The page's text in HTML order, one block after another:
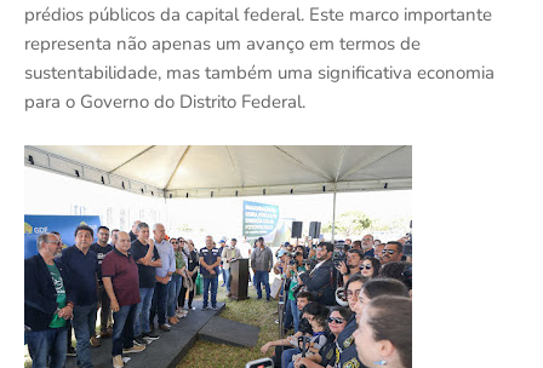
prédios públicos da capital federal. Este marco importante
representa não apenas um avanço em termos de
sustentabilidade, mas também uma significativa economia
para o Governo do Distrito Federal.